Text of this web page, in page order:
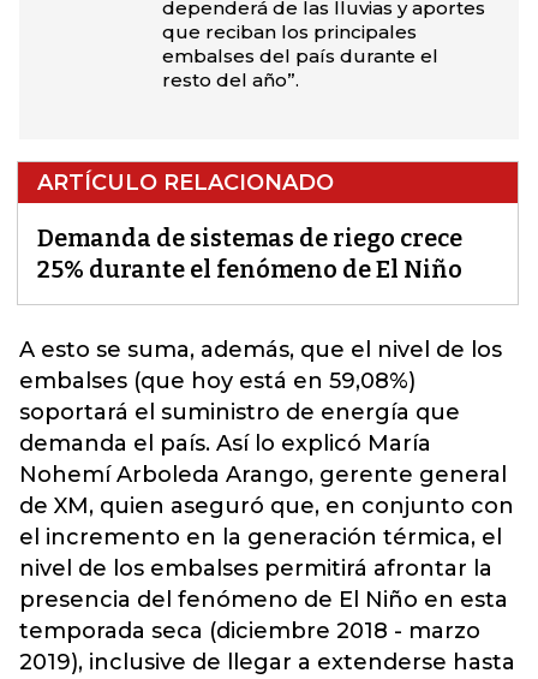
dependerá de las lluvias y aportes
que reciban los principales
embalses del país durante el
resto del año”.
ARTÍCULO RELACIONADO
Demanda de sistemas de riego crece
25% durante el fenómeno de El Niño
A esto se suma, además, que el nivel de los
embalses (que hoy está en 59,08%)
soportará el suministro de energía que
demanda el país. Así lo explicó María
Nohemí Arboleda Arango, gerente general
de XM, quien aseguró que, en conjunto con
el incremento en la generación térmica, el
nivel de los embalses permitirá afrontar la
presencia de l fenómeno de El Niño en esta
temporada seca (diciembre 2018 - marzo
2019), inclusive de llegar a extenderse hasta